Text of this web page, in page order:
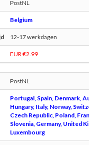
PostNL
Belgium
12-17 werkdagen
EUR €2.99
PostNL
Portugal, Spain, Denmark,
Hungary, Italy, Norway,
Czech Republic, Poland,
Slovenia, Germany, United
Luxembourg